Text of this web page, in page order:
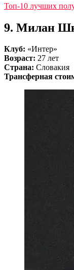
Топ-10 лучших
9. Милан
Клуб: «Интер»
Возраст: 27 лет
Страна: Словакия
Трансферная